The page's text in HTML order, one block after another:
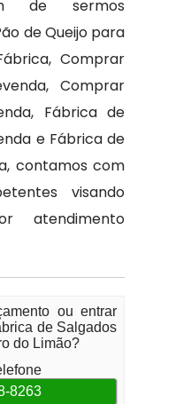
de sermos
de Queijo para
Comprar
Comprar
Fábrica de
e Fábrica de
contamos com
visando
atendimento
ou entrar
de Salgados
do Limão?
8263